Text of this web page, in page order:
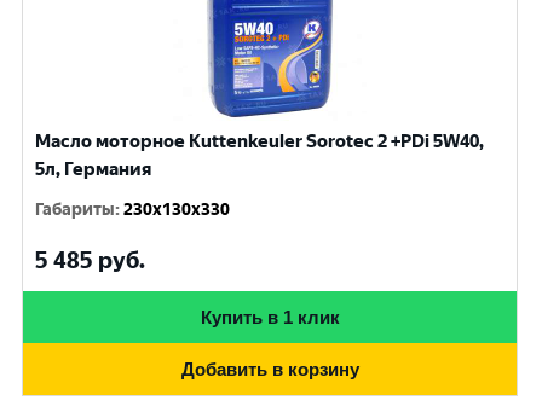
Масло моторное Kuttenkeuler Sorotec 2 +PDi 5W40,
5л, Германия
Габариты:230x130x330
5 485 руб.
Купить в 1 клик
Добавить в корзину